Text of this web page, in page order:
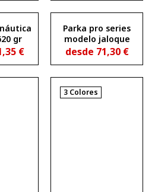
gr
€
Parka pro series
modelo jaloque
desde 71,30 €
3 Colores